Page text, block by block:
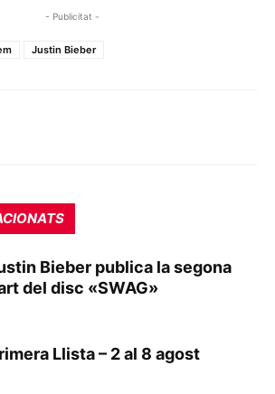
- Publicitat -
Justin Bieber
Bieber publica la segona
del disc «SWAG»
Llista – 2 al 8 agost